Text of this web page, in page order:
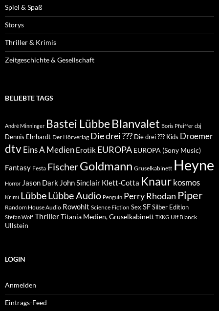
Spiel & Spaß
Storys
Thriller & Krimis
Zeitgeschichte & Gesellschaft
BELIEBTE TAGS
André Minninger Bastei Lübbe Blanvalet Boris Pfeiffer cbj
Dennis Ehrhardt Der Hörverlag Die drei ??? Die drei ??? Kids Droemer
dtvEins A Medien Erotik EUROPA EUROPA (Sony Music)
Fantasy Festa FischerGoldmann Gruselkabinett Heyne
Horror Jason Dark John Sinclair Klett-Cotta Knaur kosmos
Krimi LübbeLübbe Audio Penguin Perry Rhodan Piper
Random House Audio Rowohlt Science Fiction Sex SFSilber Edition
Stefan Wolf ThrillerTitania Medien, Gruselkabinett TKKG Ulf Blanck
Ullstein
LOGIN
Anmelden
Eintrags-Feed